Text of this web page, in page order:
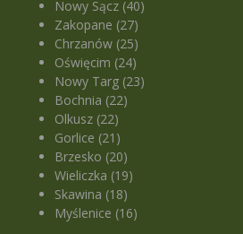
Nowy Sącz (40)
Zakopane (27)
Chrzanów (25)
Oświęcim (24)
Nowy Targ (23)
Bochnia (22)
Olkusz (22)
Gorlice (21)
Brzesko (20)
Wieliczka (19)
Skawina (18)
Myślenice (16)